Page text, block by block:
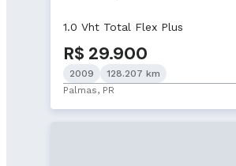
1.0 Vht Total Flex Plus
R$ 29.900
2009
128.207 km
Palmas, PR